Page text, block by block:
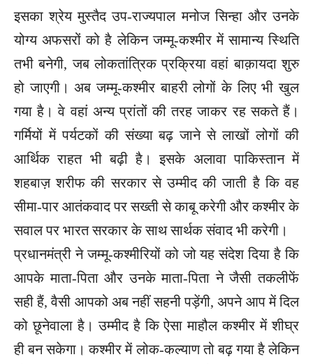
इसका श्रेय मुस्तैद उप-राज्यपाल मनोज सिन्हा और उनके
योग्य अफसरों को है लेकिन जम्मू-कश्मीर में सामान्य स्थिति
तभी बनेगी, जब लोकतांत्रिक प्रक्रिया वहां बाक़ायदा शुरु
हो जाएगी। अब जम्मू-कश्मीर बाहरी लोगों के लिए भी खुल
गया है। वे वहां अन्य प्रांतों की तरह जाकर रह सकते हैं।
गर्मियों में पर्यटकों की संख्या बढ़ जाने से लाखों लोगों की
आर्थिक राहत भी बढ़ी है। इसके अलावा पाकिस्तान में
शहबाज़ शरीफ की सरकार से उम्मीद की जाती है कि वह
सीमा-पार आतंकवाद पर सख्ती से काबू करेगी और कश्मीर के
सवाल पर भारत सरकार के साथ सार्थक संवाद भी करेगी।
प्रधानमंत्री ने जम्मू-कश्मीरियों को जो यह संदेश दिया है कि
आपके माता-पिता और उनके माता-पिता ने जैसी तकलीफें
सही हैं, वैसी आपको अब नहीं सहनी पड़ेंगी, अपने आप में दिल
को छूनेवाला है। उम्मीद है कि ऐसा माहौल कश्मीर में शीघ्र
ही बन सकेगा। कश्मीर में लोक-कल्याण तो बढ़ गया है लेकिन